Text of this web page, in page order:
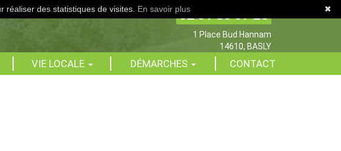
02 31 80 07 25
1 Place Bud Hannam
14610, BASLY
VIE LOCALE DÉMARCHES CONTACT
✖
réaliser des statistiques de visites. En savoir plus